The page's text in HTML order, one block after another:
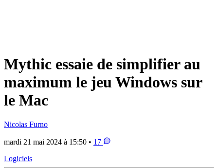
Mythic essaie de simplifier au
maximum le jeu Windows sur
le Mac
Nicolas Furno
mardi 21 mai 2024 à 15:50 • 17
Logiciels